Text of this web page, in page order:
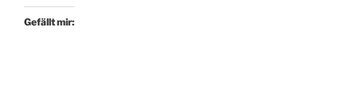
Gefällt mir: